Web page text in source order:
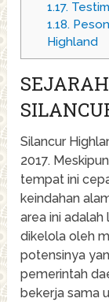
1.17.
1.18.
Highland
Silancur
2017.
tempat ini
keindahan
area ini
dikelola oleh
potensinya
pemerintah
bekerja sama